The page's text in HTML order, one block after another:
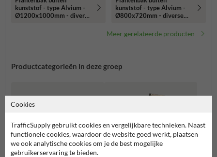
kunststof - type Alvium -
Ø1200x1000mm - diverse
kunststof - type Alvium -
Ø800x720mm - diverse
Meer gerelateerde producten
Productcategorieën in deze groep
Cookies
TrafficSupply gebruikt cookies en vergelijkbare technieken. Naast
functionele cookies, waardoor de website goed werkt, plaatsen
we ook analytische cookies om je de best mogelijke
gebruikerservaring te bieden.